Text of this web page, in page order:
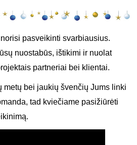
pasveikinti svarbiausius.
nuostabūs, ištikimi ir nuolat
partneriai bei klientai.
metų bei jaukių švenčių Jums linki
tad kviečiame pasižiūrėti